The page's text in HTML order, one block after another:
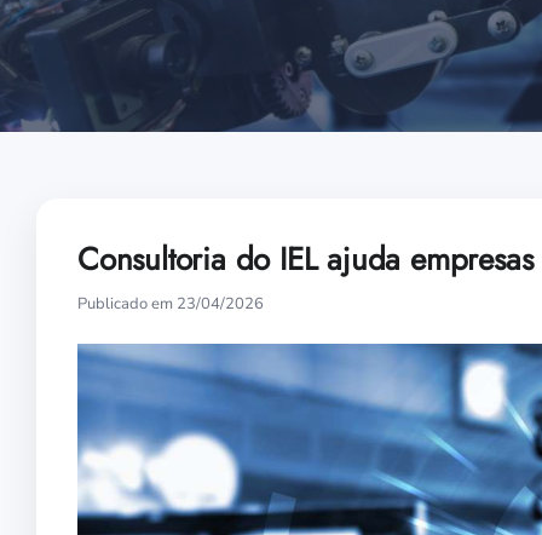
Consultoria do IEL ajuda
Publicado em 23/04/2026